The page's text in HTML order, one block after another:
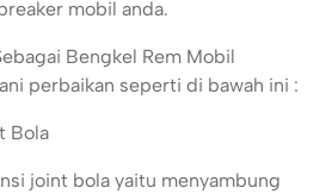
mobil anda.
Bengkel Rem Mobil
perbaikan seperti di bawah ini :
Bola
joint bola yaitu menyambung